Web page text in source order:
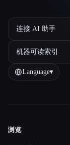
连接 AI 助手
机器可读索引
Language▾
Site
浏览